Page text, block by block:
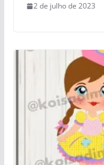
2 de julho de 2023